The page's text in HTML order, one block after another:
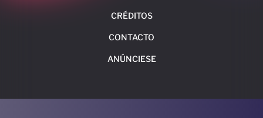
CRÉDITOS
CONTACTO
ANÚNCIESE